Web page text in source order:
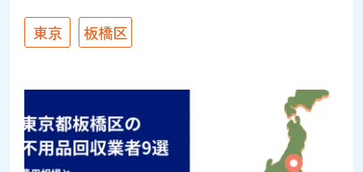
出す手間なく査定できます。大山・ときわ台・
上板橋エリアの店舗情報もあわせて紹介しま
ーの出張買取（板橋区対応） パワーセラーは、
売り場面積300坪の家具・家電専門のリサイク
東京 板橋区